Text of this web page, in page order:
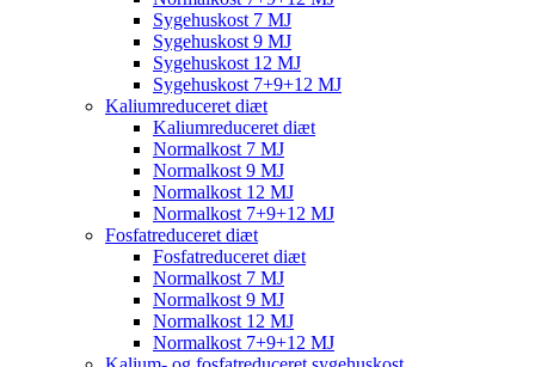
Sygehuskost 7 MJ
Sygehuskost 9 MJ
Sygehuskost 12 MJ
Sygehuskost 7+9+12 MJ
Kaliumreduceret diæt
Kaliumreduceret diæt
Normalkost 7 MJ
Normalkost 9 MJ
Normalkost 12 MJ
Normalkost 7+9+12 MJ
Fosfatreduceret diæt
Fosfatreduceret diæt
Normalkost 7 MJ
Normalkost 9 MJ
Normalkost 12 MJ
Normalkost 7+9+12 MJ